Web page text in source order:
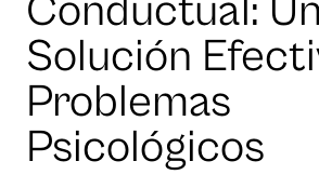
Conductual:
Solución
Problemas
Psicológicos